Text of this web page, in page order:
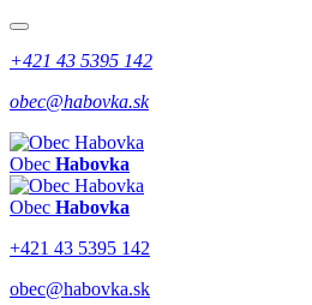
+421 43 5395 142
obec@habovka.sk
Obec Habovka
Obec Habovka
+421 43 5395 142
obec@habovka.sk